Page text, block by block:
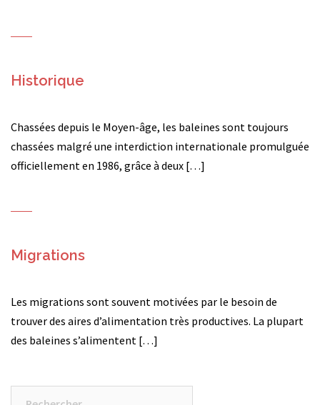
Historique
Chassées depuis le Moyen-âge, les baleines sont toujours
chassées malgré une interdiction internationale promulguée
officiellement en 1986, grâce à deux […]
Migrations
Les migrations sont souvent motivées par le besoin de
trouver des aires d’alimentation très productives. La plupart
des baleines s’alimentent […]